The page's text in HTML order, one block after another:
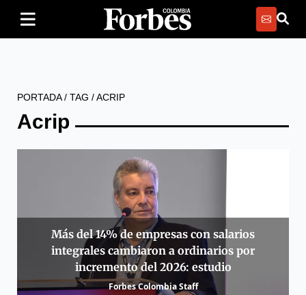
PORTADA/ TAG /ACRIP
Acrip
Más del 14% de empresas con salarios
integrales cambiaron a ordinarios por
incremento del 2026: estudio
Forbes Colombia Staff